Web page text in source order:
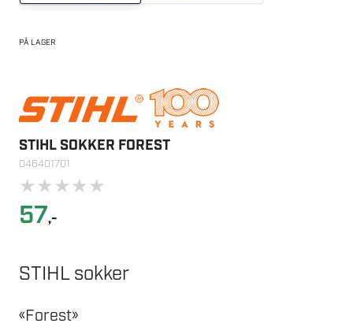
PÅ LAGER
STIHL SOKKER FOREST
046401701
★★★★★
57,-
STIHL sokker
«Forest»